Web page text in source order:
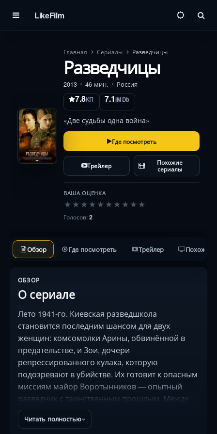
LikeFilm
Главная Сериалы Разведчицы
Разведчицы
2013 46 мин. Россия
7.8КП 7.1IMDb
«Две судьбы одна война»
Где посмотреть
Трейлер Похожие
сериалы
ВАША ОЦЕНКА
★ ★ ★ ★ ★ ★ ★ ★ ★ ★
Голосов:2
Обзор Где посмотреть Трейлер Похожие
ОБЗОР
О сериале
Лето 1941-го. Киевская разведшкола
становится последним шансом для двух
женщин: комсомолки Арины, обвинённой в
предательстве, и Зои, дочери
репрессированного кулака, которую
подозревают в убийстве. Их готовит к опасным
миссиям майор Воротынников — опытный
разведчик с таинственным прошлым. Между
героинями вспыхивает противостояние, но
война заставляет объединиться. Каждое
Читать полностью